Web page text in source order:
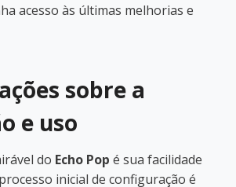
acesso às últimas melhorias e
sobre a
e uso
do Echo Pop é sua facilidade
inicial de configuração é